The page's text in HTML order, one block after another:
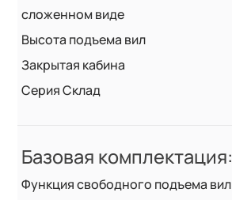
сложенном виде
Высота подъема вил
Закрытая кабина
Серия Склад
Базовая комплектация:
Функция свободного подъема вил